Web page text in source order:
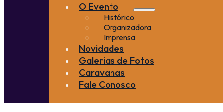
O Evento
Histórico
Organizadora
Imprensa
Novidades
Galerias de Fotos
Caravanas
Fale Conosco